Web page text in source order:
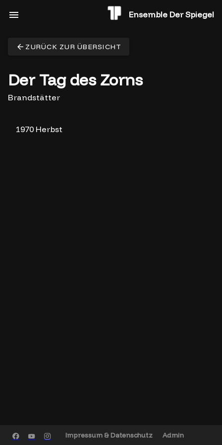
Ensemble Der Spiegel
ZURÜCK ZUR ÜBERSICHT
Der Tag des Zorns
Brandstätter
1970 Herbst
Impressum & Datenschutz Admin